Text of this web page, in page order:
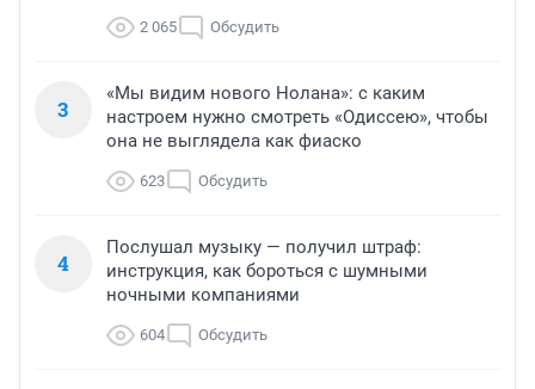
2 065 Обсудить
3
«Мы видим нового Нолана»: с каким
настроем нужно смотреть «Одиссею», чтобы
она не выглядела как фиаско
623 Обсудить
4
Послушал музыку — получил штраф:
инструкция, как бороться с шумными
ночными компаниями
604 Обсудить